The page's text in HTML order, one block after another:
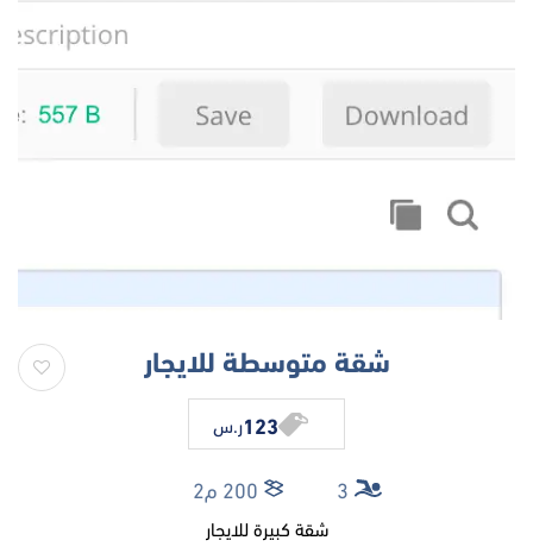
شقة متوسطة للايجار
123ر.س
3 200 م2
شقة كبيرة للايجار